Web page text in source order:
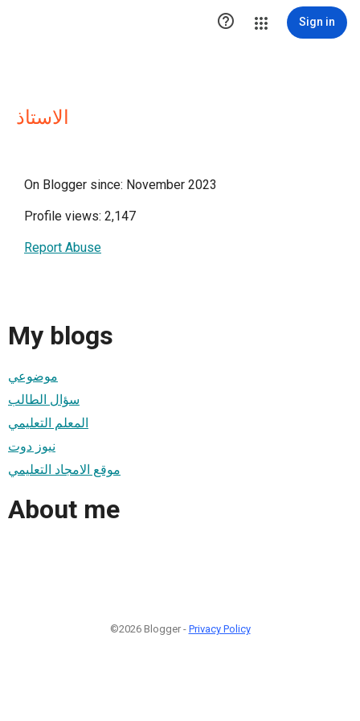
 Sign in
الاستاذ
On Blogger since: November 2023
Profile views: 2,147
Report Abuse
My blogs
موضوعي
سؤال الطالب
المعلم التعليمي
نيوز دوت
موقع الامجاد التعليمي
About me
©2026 Blogger - Privacy Policy